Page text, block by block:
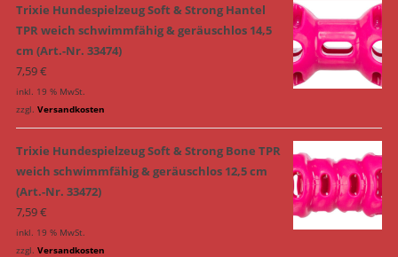
Trixie Hundespielzeug Soft & Strong Hantel
TPR weich schwimmfähig & geräuschlos 14,5
cm (Art.-Nr. 33474)
7,59€
inkl. 19 % MwSt.
zzgl. Versandkosten
Trixie Hundespielzeug Soft & Strong Bone TPR
weich schwimmfähig & geräuschlos 12,5 cm
(Art.-Nr. 33472)
7,59€
inkl. 19 % MwSt.
zzgl. Versandkosten